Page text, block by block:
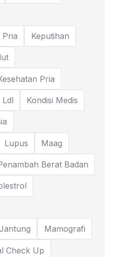
Pria Keputihan
Pria
Ldl Kondisi Medis
Lupus Maag
Berat Badan
Mamografi
Check Up